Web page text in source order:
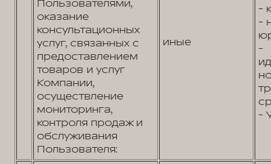
Пользователями,
оказание
консультационных
услуг, связанных с
предоставлением
товаров и услуг
Компании,
осуществление
мониторинга,
контроля продаж и
обслуживания
Пользователя:
иные
-
-
-
-